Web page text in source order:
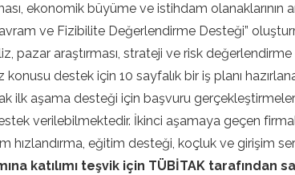
ekonomik büyüme ve istihdam olanaklarının
ve Fizibilite Değerlendirme Desteği”
pazar araştırması, strateji ve risk
konusu destek için 10 sayfalık bir iş planı
ilk aşama desteği için başvuru
verilebilmektedir. İkinci aşamaya geçen
hızlandırma, eğitim desteği, koçluk ve girişim
katılımı teşvik için TÜBİTAK